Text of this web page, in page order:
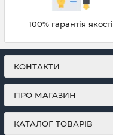
100% гарантія якості
КОНТАКТИ
ПРО МАГАЗИН
КАТАЛОГ ТОВАРІВ